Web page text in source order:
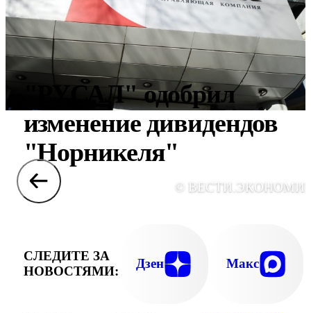
"РУСАЛ" одобрил
изменение дивидендов
"Норникеля"
©
СЛЕДИТЕ ЗА
НОВОСТЯМИ:
Дзен Макс